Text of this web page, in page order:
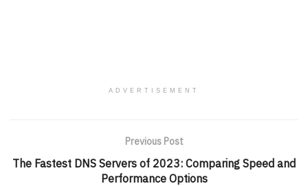
ADVERTISEMENT
Previous Post
The Fastest DNS Servers of 2023: Comparing Speed and
Performance Options